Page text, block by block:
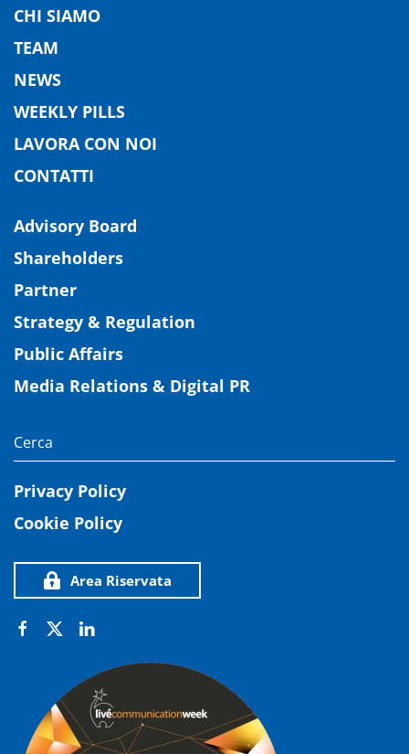
CHI SIAMO
TEAM
NEWS
WEEKLY PILLS
LAVORA CON NOI
CONTATTI
Advisory Board
Shareholders
Partner
Strategy & Regulation
Public Affairs
Media Relations & Digital PR
Privacy Policy
Cookie Policy
Area Riservata